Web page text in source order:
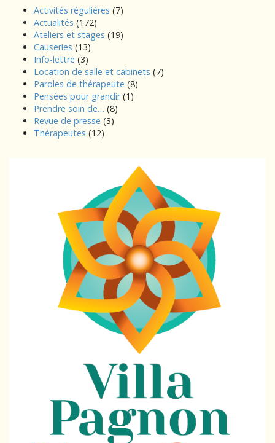
Activités régulières (7)
Actualités (172)
Ateliers et stages (19)
Causeries (13)
Info-lettre (3)
Location de salle et cabinets (7)
Paroles de thérapeute (8)
Pensées pour grandir(1)
Prendre soin de… (8)
Revue de presse (3)
Thérapeutes (12)